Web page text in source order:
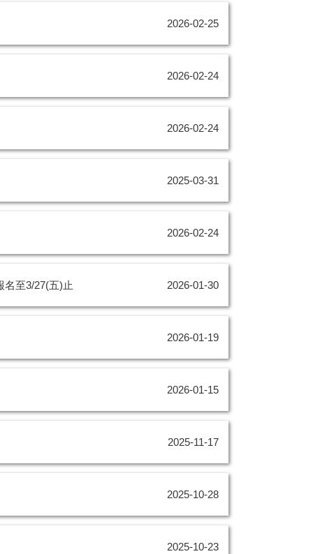
2026-02-25
2026-02-24
2026-02-24
2025-03-31
2026-02-24
至3/27(五)止 2026-01-30
2026-01-19
2026-01-15
2025-11-17
2025-10-28
2025-10-23